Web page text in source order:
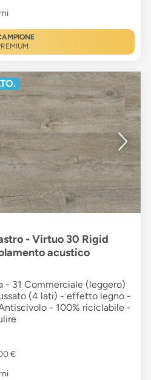
- Virtuo 30 Rigid
acustico
- 31 Commerciale (leggero)
(4 lati) - effetto legno -
- 100% riciclabile -
€